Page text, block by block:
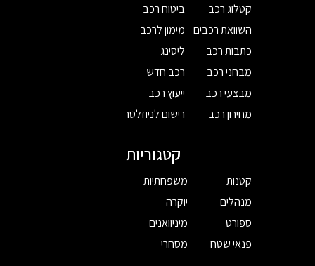
קטלוג רכב
השוואת רכבים
כתבות רכב
מבחני רכב
מבצעי רכב
מחירון רכב
ביטוח רכב
מימון לרכב
ליסינג
רכב חדש
ייעוץ רכב
רישום לניוזלטר
קטגוריות
קטנות
מנהלים
ספורט
פנאי שטח
משפחתיות
יוקרה
מיניוואנים
מסחרי